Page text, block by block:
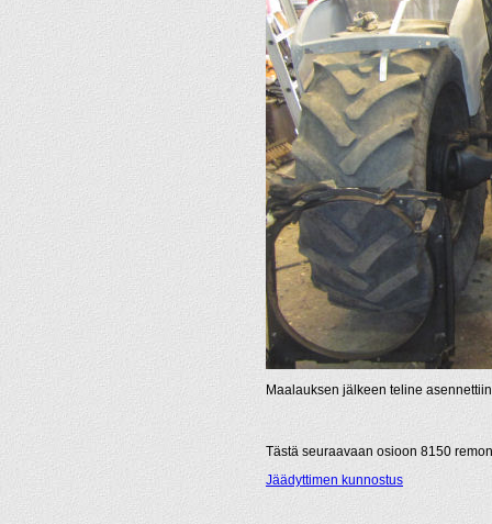
Maalauksen jälkeen teline
Tästä seuraavaan osioon 8150
Jäädyttimen kunnostus